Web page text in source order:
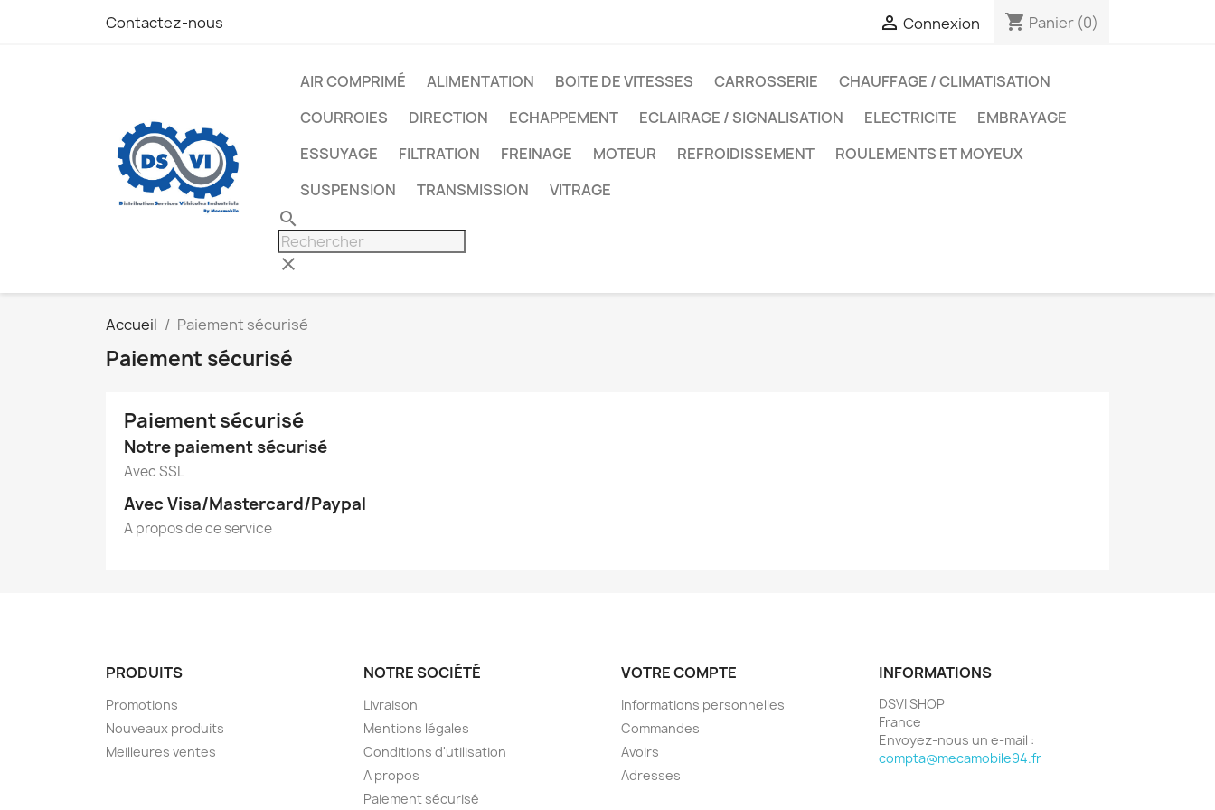
Contactez-nous  Connexion shopping_cart Panier (0)
AIR COMPRIMÉ ALIMENTATION BOITE DE VITESSES CARROSSERIE
CHAUFFAGE / CLIMATISATION
COURROIES
DIRECTION ECHAPPEMENT ECLAIRAGE / SIGNALISATION ELECTRICITE
EMBRAYAGE
ESSUYAGE
FILTRATION FREINAGE MOTEUR REFROIDISSEMENT
ROULEMENTS ET MOYEUX
SUSPENSION
TRANSMISSION VITRAGE
search
clear
Accueil Paiement sécurisé
Paiement sécurisé
Paiement sécurisé
Notre paiement sécurisé
Avec SSL
Avec Visa/Mastercard/Paypal
A propos de ce service
PRODUITS
Promotions
Nouveaux produits
Meilleures ventes
NOTRE SOCIÉTÉ
Livraison
Mentions légales
Conditions d'utilisation
A propos
Paiement sécurisé
VOTRE COMPTE
Informations personnelles
Commandes
Avoirs
Adresses
INFORMATIONS
DSVI SHOP
France
Envoyez-nous un e-mail :
compta@mecamobile94.fr